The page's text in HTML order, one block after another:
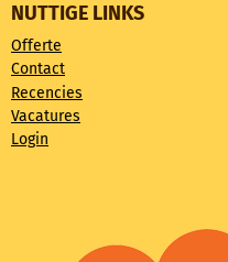
NUTTIGE LINKS
Offerte
Contact
Recencies
Vacatures
Login